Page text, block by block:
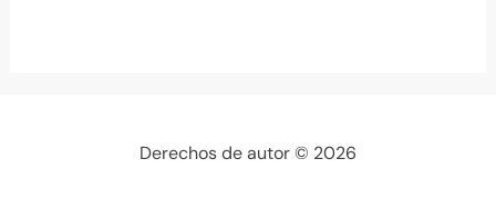
Derechos de autor © 2026